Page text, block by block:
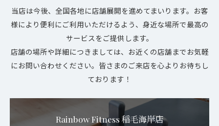
当店は今後、全国各地に店舗展開を進めてまいります。お客
様により便利にご利用いただけるよう、身近な場所で最高の
サービスをご提供します。
店舗の場所や詳細につきましては、お近くの店舗までお気軽
にお問い合わせください。皆さまのご来店を心よりお待ちし
ております！
Rainbow Fitness 稲毛海岸店